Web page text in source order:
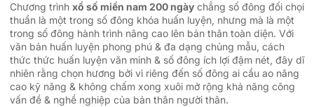
Chương trình xổ số miền nam 200 ngày chẳng số đông đối chọi
thuần là một trong số đông khóa huấn luyện, nhưng mà là một
trong số đông hành trình nâng cao lên bản thân toàn diện. Với
văn bản huấn luyện phong phú & đa dạng chủng mẫu, cách
thức thức huấn luyện văn minh & số đông ích lợi đậm nét, đây dĩ
nhiên rằng chọn hương bởi vì riêng đến số đông ai cầu ao nâng
cao kỹ năng & không chấm xong xuôi mở rộng khả năng công
vấn đề & nghề nghiệp của bản thân người thân.